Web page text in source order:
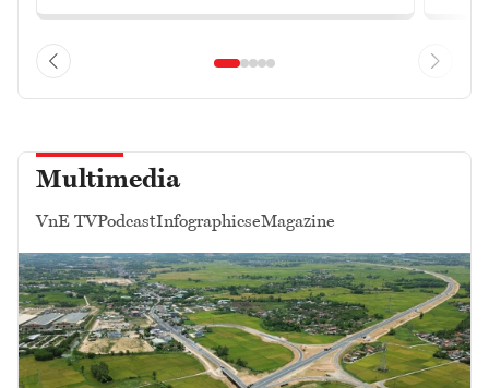
Multimedia
VnE TVPodcastInfographicseMagazine